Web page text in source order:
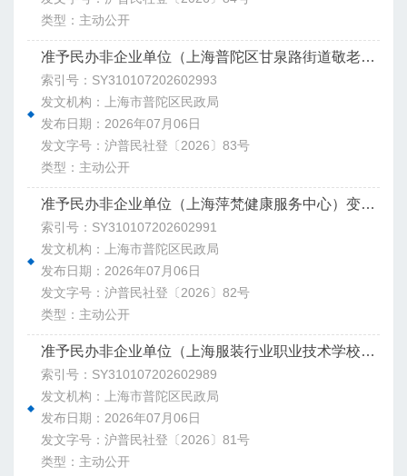
类型：主动公开
准予民办非企业单位（上海普陀区甘泉路街道敬老院）变更登记决定书
索引号：SY310107202602993
发文机构：上海市普陀区民政局
发布日期：2026年07月06日
发文字号：沪普民社登〔2026〕83号
类型：主动公开
准予民办非企业单位（上海萍梵健康服务中心）变更登记决定书
索引号：SY310107202602991
发文机构：上海市普陀区民政局
发布日期：2026年07月06日
发文字号：沪普民社登〔2026〕82号
类型：主动公开
准予民办非企业单位（上海服装行业职业技术学校）变更登记决定书
索引号：SY310107202602989
发文机构：上海市普陀区民政局
发布日期：2026年07月06日
发文字号：沪普民社登〔2026〕81号
类型：主动公开